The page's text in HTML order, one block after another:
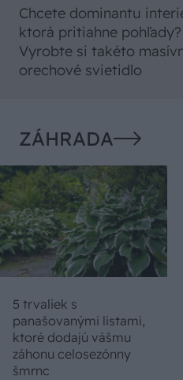
Chcete dominantu
ktorá pritiahne pohľady?
Vyrobte si takéto
orechové svietidlo
ZÁHRADA
5 trvaliek s
panašovanými listami,
ktoré dodajú vášmu
záhonu celosezónny
šmrnc